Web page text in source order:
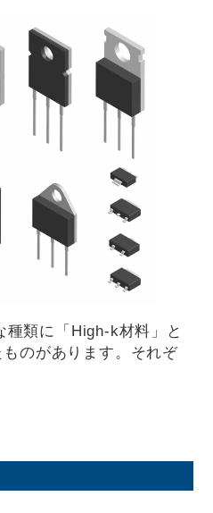
種類に「High-k材料」と
ものがあります。それぞ